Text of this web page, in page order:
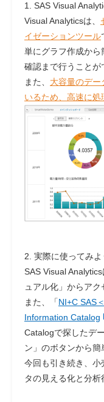
1. SAS Visual
Visual Analyticsは、
イゼーションツール
単にグラフ作成から
確認まで行うことが
また、 大容量のデ
いるため、高速に
2. 実際に使ってみよ
SAS Visual
ュアル化」からアク
また、「NI+C SAS
Information Catalog
Catalogで探したデ
ン」のボタンから簡
今回も引き続き、小
タの見える化と分析